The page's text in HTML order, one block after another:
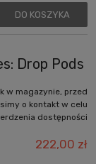
DO KOSZYKA
Drop Pods
w magazynie, przed
o kontakt w celu
dostępności
222,00 zł